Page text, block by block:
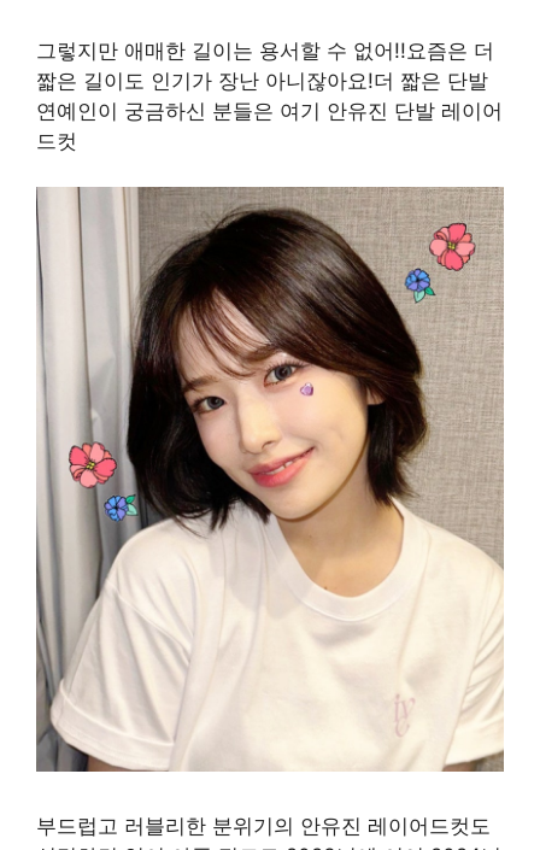
그렇지만 애매한 길이는 용서할 수 없어!!요즘은 더
짧은 길이도 인기가 장난 아니잖아요!더 짧은 단발
연예인이 궁금하신 분들은 여기 안유진 단발 레이어
드컷
부드럽고 러블리한 분위기의 안유진 레이어드컷도